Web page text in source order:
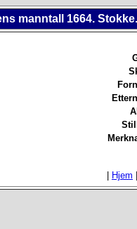
manntall 1664. Stokke.
Hjem